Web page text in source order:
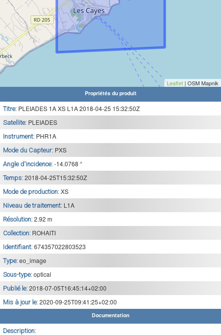
Leaflet | OSM Mapnik
Propriétés du produit
Titre: PLEIADES 1A XS L1A 2018-04-25 15:32:50Z
Satellite: PLEIADES
Instrument: PHR1A
Mode du Capteur: PXS
Angle d'incidence: -14.0768 °
Temps: 2018-04-25T15:32:50Z
Mode de production: XS
Niveau de traitement: L1A
Résolution: 2.92 m
Collection: ROHAITI
Identifiant: 674357022803523
Type: eo_image
Sous-type: optical
Publié le: 2018-07-05T16:45:14+02:00
Mis à jour le: 2020-09-25T09:41:25+02:00
Documentation
Description: